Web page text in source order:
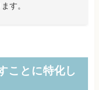
す。
ことに特化し